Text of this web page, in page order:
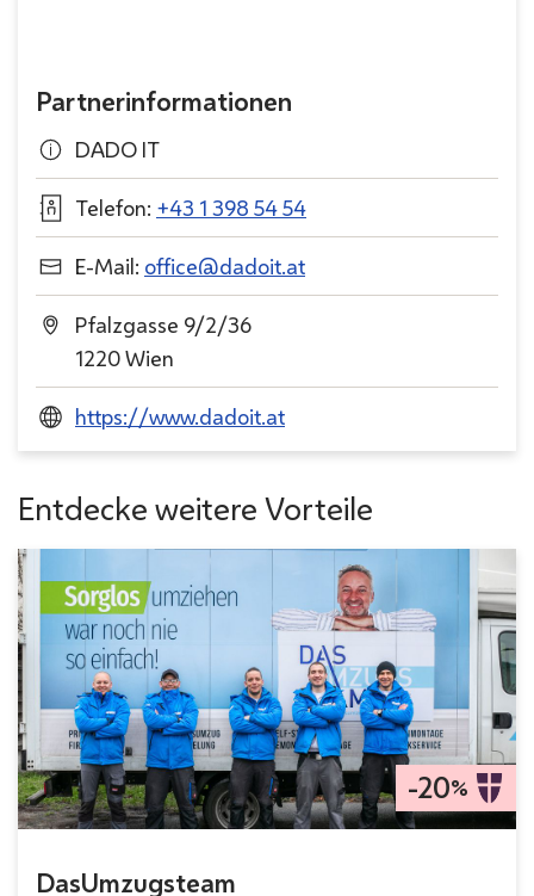
Partnerinformationen
DADO IT
Telefon: +43 1 398 54 54
E-Mail: office@dadoit.at
Pfalzgasse 9/2/36
1220 Wien
https://www.dadoit.at
Entdecke weitere Vorteile
DasUmzugsteam
-20%